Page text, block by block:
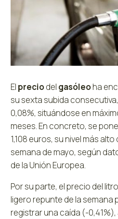
El preciodel gasóleoha
su sexta subida
0,08%, situándose en
meses. En concreto, se
1,108 euros, su nivel más
semana de mayo, según
de la Unión Europea.
Por su parte, el precio del
ligero repunte de la semana
registrar una caída (-0,41%),